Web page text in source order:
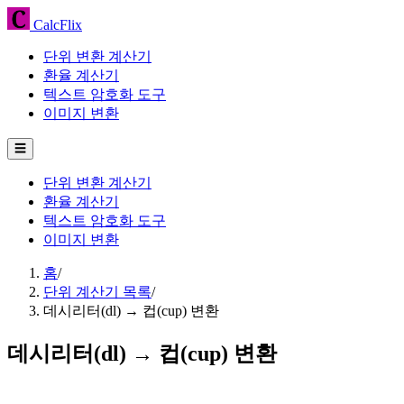
CalcFlix
단위 변환 계산기
환율 계산기
텍스트 암호화 도구
이미지 변환
☰
단위 변환 계산기
환율 계산기
텍스트 암호화 도구
이미지 변환
홈/
단위 계산기 목록/
데시리터(dl) → 컵(cup) 변환
데시리터(dl) → 컵(cup) 변환